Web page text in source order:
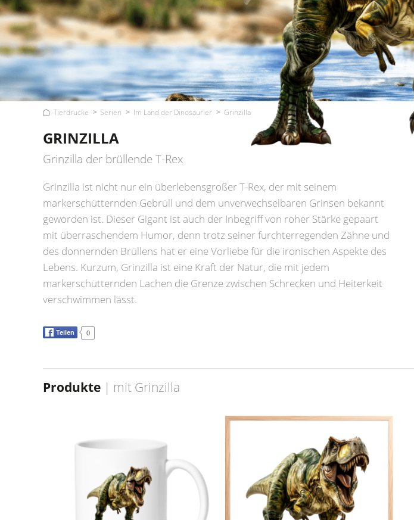
Tierdrucke Serien Im Land der Dinosaurier Grinzilla
GRINZILLA
Grinzilla der brüllende T-Rex
Grinzilla ist nicht nur ein überlebensgroßer T-Rex, der mit seinem
markerschütternden Gebrüll und dem unverwechselbaren Grinsen bekannt
geworden ist. Dieser Gigant ist auch der Inbegriff von roher Stärke gepaart
mit überraschendem Humor, denn trotz seiner furchterregenden Zähne und
des donnernden Brüllens hat er eine Vorliebe für die ironischen Aspekte des
Lebens. Kurzum, Grinzilla ist eine Kraft der Natur, die mit jedem
markerschütternden Lachen die Grenze zwischen Schrecken und Heiterkeit
verschwimmen lässt.
Teilen 0
Produkte | mit Grinzilla